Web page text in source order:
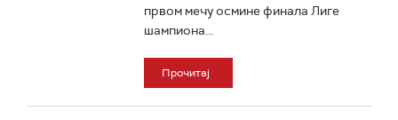
првом мечу осмине финала Лиге
шампиона...
Прочитај